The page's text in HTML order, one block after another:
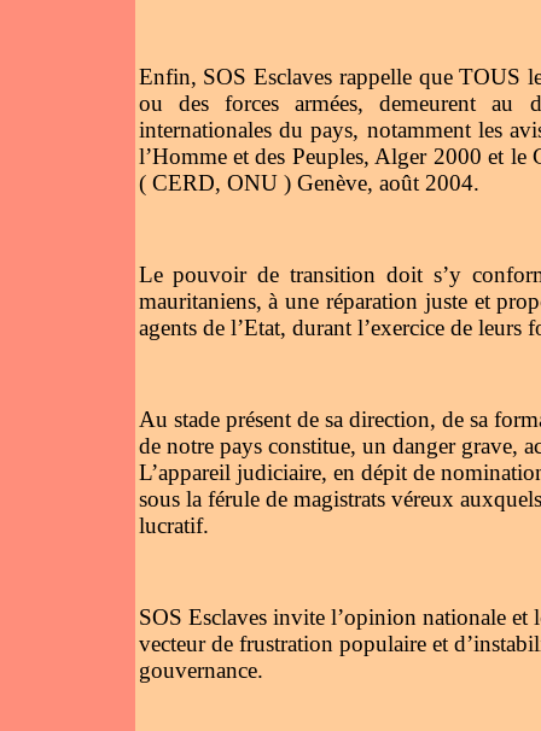
Enfin, SOS Esclaves rappelle que TOUS
ou des forces armées, demeurent au
internationales du pays, notamment les
l’Homme et des Peuples, Alger 2000 et
( CERD, ONU ) Genève, août 2004.
Le pouvoir de transition doit s’y
mauritaniens, à une réparation juste et
agents de l’Etat, durant l’exercice de leurs
Au stade présent de sa direction, de sa
de notre pays constitue, un danger grave,
L’appareil judiciaire, en dépit de
sous la férule de magistrats véreux
lucratif.
SOS Esclaves invite l’opinion nationale et
vecteur de frustration populaire et
gouvernance.